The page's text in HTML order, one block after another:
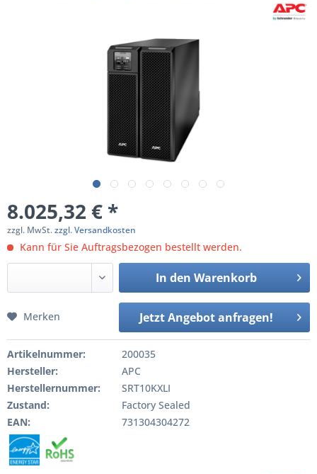
8.025,32 € *
zzgl. MwSt.zzgl. Versandkosten
Kann für Sie Auftragsbezogen bestellt werden.
In den Warenkorb
Jetzt Angebot anfragen!
Merken
Artikelnummer:
200035
Hersteller:
APC
Herstellernummer:
SRT10KXLI
Zustand:
Factory Sealed
EAN:
731304304272